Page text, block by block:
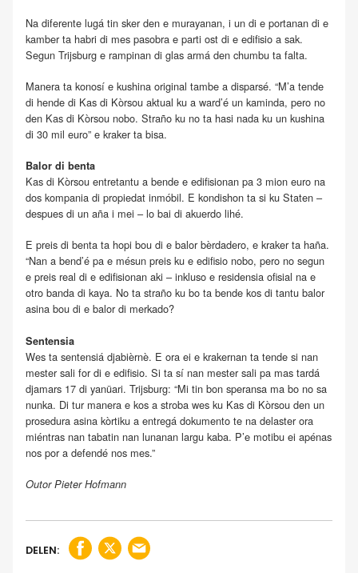
Na diferente lugá tin sker den e murayanan, i un di e portanan di e
kamber ta habri di mes pasobra e parti ost di e edifisio a sak.
Segun Trijsburg e rampinan di glas armá den chumbu ta falta.
Manera ta konosí e kushina original tambe a disparsé. “M’a tende
di hende di Kas di Kòrsou aktual ku a ward’é un kaminda, pero no
den Kas di Kòrsou nobo. Straño ku no ta hasi nada ku un kushina
di 30 mil euro” e kraker ta bisa.
Balor di benta
Kas di Kòrsou entretantu a bende e edifisionan pa 3 mion euro na
dos kompania di propiedat inmóbil. E kondishon ta si ku Staten –
despues di un aña i mei – lo bai di akuerdo lihé.
E preis di benta ta hopi bou di e balor bèrdadero, e kraker ta haña.
“Nan a bend’é pa e mésun preis ku e edifisio nobo, pero no segun
e preis real di e edifisionan aki – inkluso e residensia ofisial na e
otro banda di kaya. No ta straño ku bo ta bende kos di tantu balor
asina bou di e balor di merkado?
Sentensia
Wes ta sentensiá djabièrnè. E ora ei e krakernan ta tende si nan
mester sali for di e edifisio. Si ta sí nan mester sali pa mas tardá
djamars 17 di yanüari. Trijsburg: “Mi tin bon speransa ma bo no sa
nunka. Di tur manera e kos a stroba wes ku Kas di Kòrsou den un
prosedura asina kòrtiku a entregá dokumento te na delaster ora
miéntras nan tabatin nan lunanan largu kaba. P’e motibu ei apénas
nos por a defendé nos mes.”
Outor Pieter Hofmann
DELEN: